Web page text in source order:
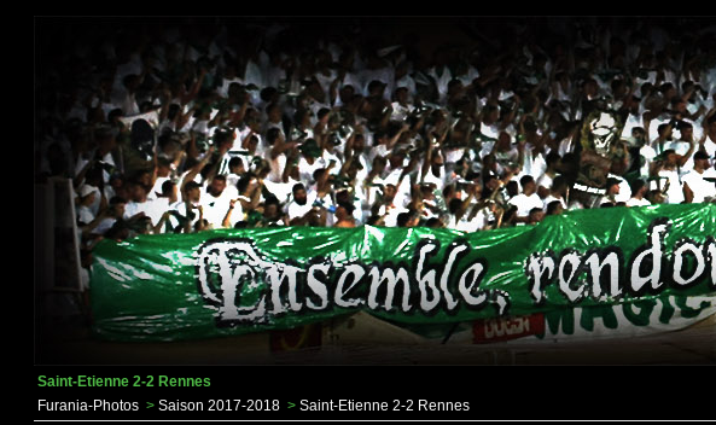
Saint-Etienne 2-2 Rennes
Furania-Photos > Saison 2017-2018 > Saint-Etienne 2-2 Rennes